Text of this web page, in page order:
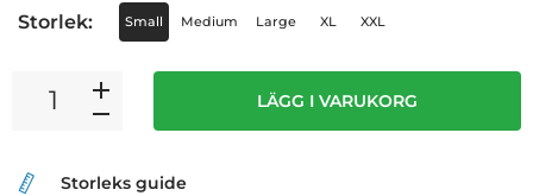
Storlek: Small Medium Large XL XXL
LÄGG I VARUKORG
Storleks guide